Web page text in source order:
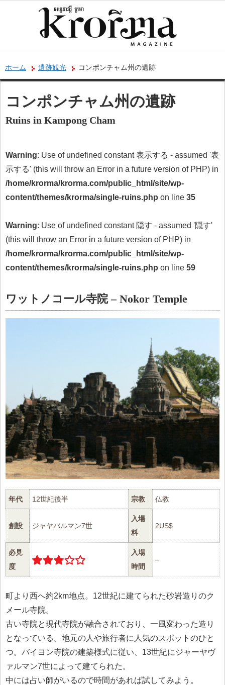
ホーム 遺跡観光 コンポンチャム州の遺跡
コンポンチャム州の遺跡
Ruins in Kampong Cham
Warning: Use of undefined constant 表示する - assumed '表
示する' (this will throw an Error in a future version of PHP) in
/home/krorma/krorma.com/public_html/site/wp-
content/themes/krorma/single-ruins.php on line 35
Warning: Use of undefined constant 隠す - assumed '隠す'
(this will throw an Error in a future version of PHP) in
/home/krorma/krorma.com/public_html/site/wp-
content/themes/krorma/single-ruins.php on line 59
ワットノコール寺院 – Nokor Temple
年代 12世紀後半 宗教 仏教
創設 ジャヤバルマン7世
入場
料
2US$
必見
度
入場
時間
–
町より西へ約2km地点。12世紀に建てられた砂岩造りのク
メール寺院。
古い寺院と現代寺院が融合されており、一風変わった造り
となっている。地元の人や旅行者に人気のスポットのひと
つ。バイヨン寺院の建築様式に従い、13世紀にジャーヤヴ
ァルマン7世によって建てられた。
中には占い師がいるので時間があれば試してみよう。